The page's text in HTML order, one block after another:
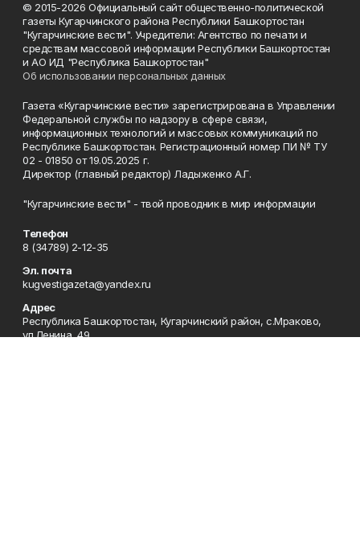
© 2015-2026 Официальный сайт общественно-политической
газеты Кугарчинского района Республики Башкортостан
"Кугарчинские вести". Учредители: Агентство по печати и
средствам массовой информации Республики Башкортостан
и АО ИД "Республика Башкортостан"
Об использовании персональных данных
Газета «Кугарчинские вести» зарегистрирована в Управлении
Федеральной службы по надзору в сфере связи,
информационных технологий и массовых коммуникаций по
Республике Башкортостан. Регистрационный номер ПИ № ТУ
02 - 01850 от 19.05.2025 г.
Директор (главный редактор) Ладыженко А.Г.
"Кугарчинские вести" - твой проводник в мир информации
Телефон
8 (34789) 2-12-35
Эл. почта
kugvestigazeta@yandex.ru
Адрес
Республика Башкортостан, Кугарчинский район, с.Мраково,
ул.Ленина, 49